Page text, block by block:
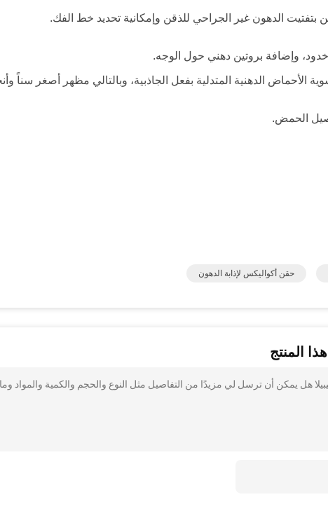
بتفتيت الدهون غير الجراحي للذقن وإمكانية تحديد خط الفك.
وإضافة بروتين دهني حول الوجه.
الأحماض الدهنية المتدلية بفعل الجاذبية، وبالتالي مظهر أصغر سناً
الحمض.
حقن أكواليكس لإذابة الدهون
المنتج
هل يمكن أن ترسل لي مزيدًا من التفاصيل مثل النوع والحجم والكمية والمواد